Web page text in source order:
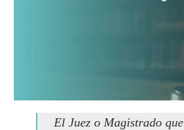
El Juez o Magistrado